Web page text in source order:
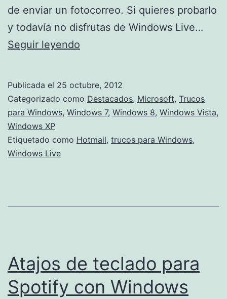
de enviar un fotocorreo. Si quieres probarlo
y todavía no disfrutas de Windows Live…
Seguir leyendo
con
Windows
Mail
Publicada el 25 octubre, 2012
Categorizado como Destacados, Microsoft, Trucos
para Windows, Windows 7, Windows 8, Windows Vista,
Windows XP
Etiquetado como Hotmail, trucos para Windows,
Windows Live
Atajos de teclado para
Spotify con Windows